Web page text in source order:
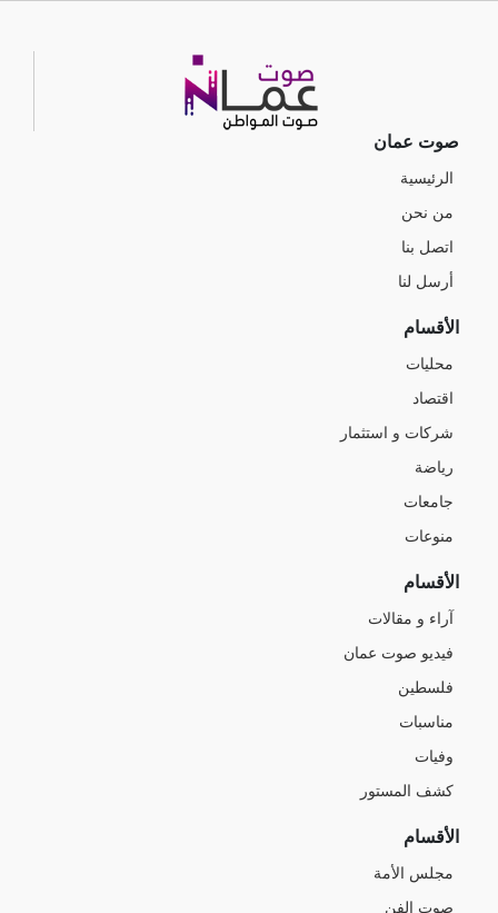
صوت عمان
الرئيسية
من نحن
اتصل بنا
أرسل لنا
الأقسام
محليات
اقتصاد
شركات و استثمار
رياضة
جامعات
منوعات
الأقسام
آراء و مقالات
فيديو صوت عمان
فلسطين
مناسبات
وفيات
كشف المستور
الأقسام
مجلس الأمة
صوت الفن